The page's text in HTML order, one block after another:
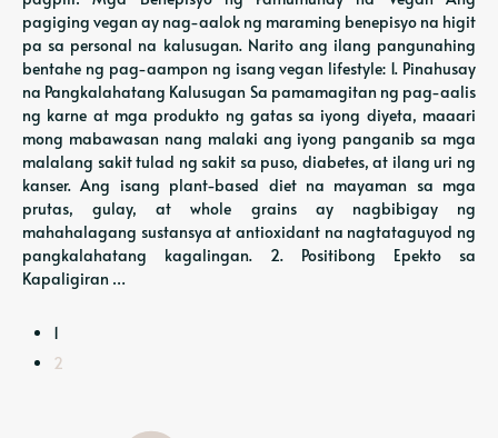
pagiging vegan ay nag-aalok ng maraming benepisyo na higit
pa sa personal na kalusugan. Narito ang ilang pangunahing
bentahe ng pag-aampon ng isang vegan lifestyle: 1. Pinahusay
na Pangkalahatang Kalusugan Sa pamamagitan ng pag-aalis
ng karne at mga produkto ng gatas sa iyong diyeta, maaari
mong mabawasan nang malaki ang iyong panganib sa mga
malalang sakit tulad ng sakit sa puso, diabetes, at ilang uri ng
kanser. Ang isang plant-based diet na mayaman sa mga
prutas, gulay, at whole grains ay nagbibigay ng
mahahalagang sustansya at antioxidant na nagtataguyod ng
pangkalahatang kagalingan. 2. Positibong Epekto sa
Kapaligiran …
1
2